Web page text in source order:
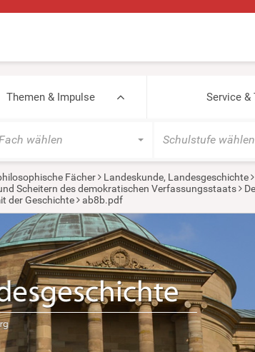
Themen & Impulse Service &
wählen Schulstufe wählen
Fächer Landeskunde, Landesgeschichte
Scheitern des demokratischen Verfassungsstaats
der Geschichte
ab8b.pdf